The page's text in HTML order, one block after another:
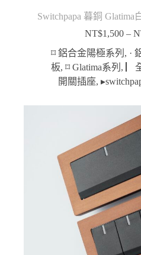
Switchpapa 暮銅 Glatima
NT$1,500 –
⌑ 鋁合金陽極系列 , ·
板,⌑ Glatima系列 , ▏
開關插座,